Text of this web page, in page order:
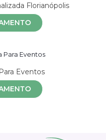
Florianópolis
Eventos